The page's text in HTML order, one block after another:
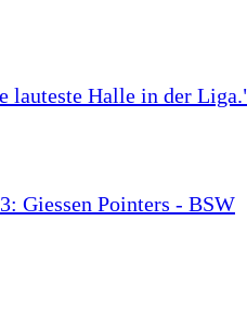
lauteste Halle in der
Giessen Pointers - BSW